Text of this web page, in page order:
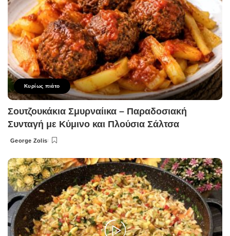
Κυρίως πιάτο
Σουτζουκάκια Σμυρναίικα – Παραδοσιακή
Συνταγή με Κύμινο και Πλούσια Σάλτσα
Posted
George Zolis